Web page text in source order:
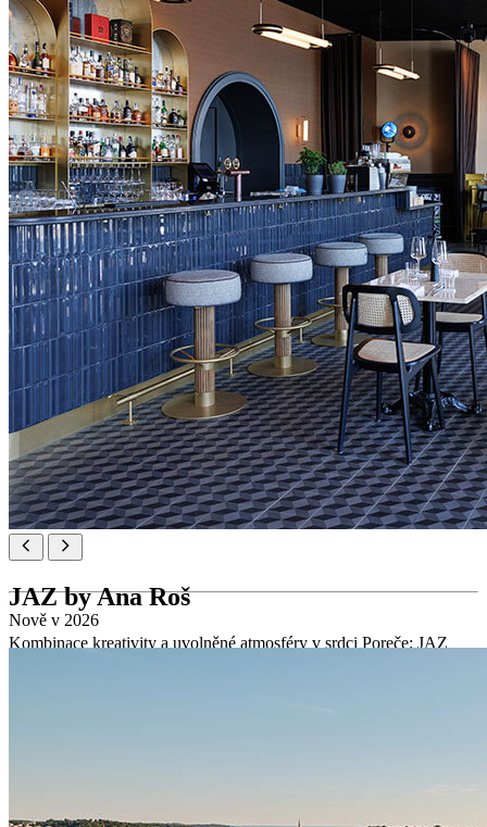
Sparks
Objevte lokální vína a výběr sektů a koktejlů s podpisem s
výhledem na překrásné porečské nábřeží.
JAZ by Ana Roš
Kombinace kreativity a uvolněné atmosféry v srdci Poreče: JAZ
Nově v 2026